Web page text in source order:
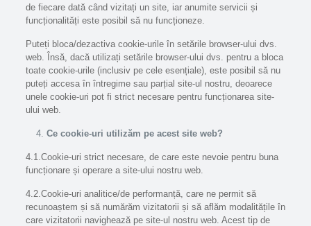
de fiecare dată când vizitați un site, iar anumite servicii și
funcționalități este posibil să nu funcționeze.
Puteți bloca/dezactiva cookie-urile în setările browser-ului dvs.
web. Însă, dacă utilizați setările browser-ului dvs. pentru a bloca
toate cookie-urile (inclusiv pe cele esențiale), este posibil să nu
puteți accesa în întregime sau parțial site-ul nostru, deoarece
unele cookie-uri pot fi strict necesare pentru funcționarea site-
ului web.
Ce cookie-uri utilizăm pe acest site web?
4.1.Cookie-uri strict necesare, de care este nevoie pentru buna
funcționare și operare a site-ului nostru web.
4.2.Cookie-uri analitice/de performanță, care ne permit să
recunoaștem și să numărăm vizitatorii și să aflăm modalitățile în
care vizitatorii navighează pe site-ul nostru web. Acest tip de